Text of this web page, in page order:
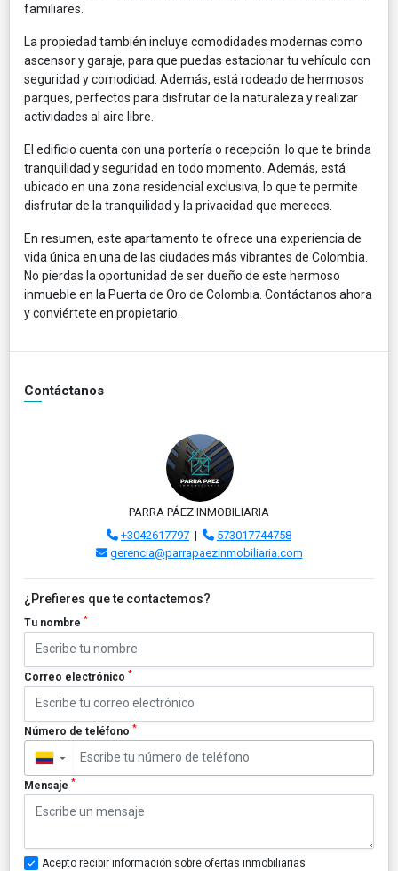
familiares.
La propiedad también incluye comodidades modernas como
ascensor y garaje, para que puedas estacionar tu vehículo con
seguridad y comodidad. Además, está rodeado de hermosos
parques, perfectos para disfrutar de la naturaleza y realizar
actividades al aire libre.
El edificio cuenta con una portería o recepción lo que te brinda
tranquilidad y seguridad en todo momento. Además, está
ubicado en una zona residencial exclusiva, lo que te permite
disfrutar de la tranquilidad y la privacidad que mereces.
En resumen, este apartamento te ofrece una experiencia de
vida única en una de las ciudades más vibrantes de Colombia.
No pierdas la oportunidad de ser dueño de este hermoso
inmueble en la Puerta de Oro de Colombia. Contáctanos ahora
y conviértete en propietario.
Contáctanos
PARRA PÁEZ INMOBILIARIA
+3042617797 |
573017744758
gerencia@parrapaezinmobiliaria.com
¿Prefieres que te contactemos?
Tu nombre *
Correo electrónico *
Número de teléfono *
▼
Mensaje *
Acepto recibir información sobre ofertas inmobiliarias